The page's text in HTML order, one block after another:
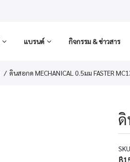
แบรนด์ กิจกรรม & ข่าวสาร
ดินสอกด MECHANICAL 0.5มม FASTER
ดิ
฿